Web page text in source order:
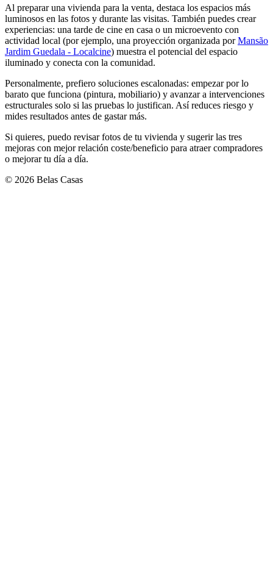
Al preparar una vivienda para la venta, destaca los espacios más
luminosos en las fotos y durante las visitas. También puedes crear
experiencias: una tarde de cine en casa o un microevento con
actividad local (por ejemplo, una proyección organizada porMansão
Jardim Guedala - Localcine) muestra el potencial del espacio
iluminado y conecta con la comunidad.
Personalmente, prefiero soluciones escalonadas: empezar por lo
barato que funciona (pintura, mobiliario) y avanzar a intervenciones
estructurales solo si las pruebas lo justifican. Así reduces riesgo y
mides resultados antes de gastar más.
Si quieres, puedo revisar fotos de tu vivienda y sugerir las tres
mejoras con mejor relación coste/beneficio para atraer compradores
o mejorar tu día a día.
© 2026 Belas Casas